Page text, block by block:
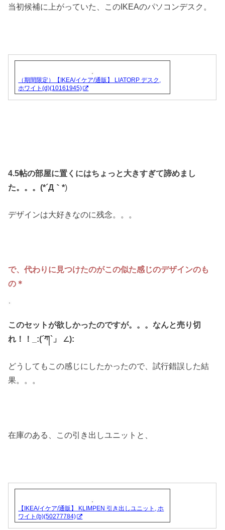
当初候補に上がっていた、このIKEAのパソコンデスク。
（期間限定）【IKEA/イケア/通販】 LIATORP デスク,
ホワイト(d)(10161945)
4.5帖の部屋に置くにはちょっと大きすぎて諦めまし
た。。。(*´Д｀*)
デザインは大好きなのに残念。。。
で、代わりに見つけたのがこの似た感じのデザインのも
の＊
このセットが欲しかったのですが。。。なんと売り切
れ！！_:(´ཀ`」 ∠):
どうしてもこの感じにしたかったので、試行錯誤した結
果。。。
在庫のある、この引き出しユニットと、
【IKEA/イケア/通販】 KLIMPEN 引き出しユニット, ホ
ワイト(b)(50277784)